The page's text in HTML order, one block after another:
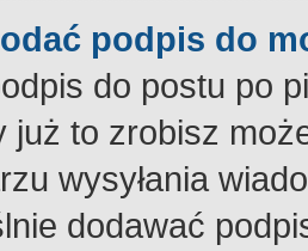
podpis do
do postu po
już to zrobisz
wysyłania
dodawać